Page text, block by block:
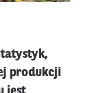
produkcji